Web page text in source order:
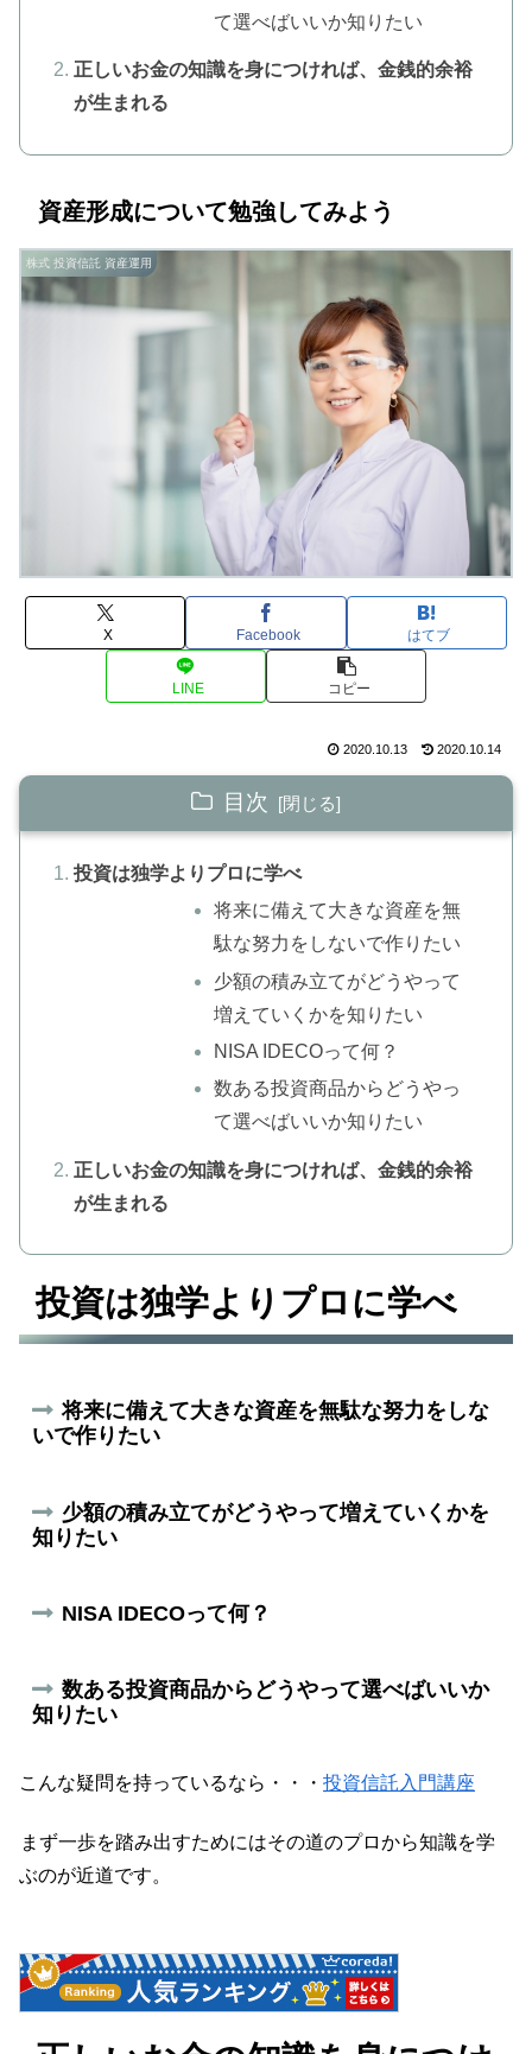
て選べばいいか知りたい
正しいお金の知識を身につければ、金銭的余裕
が生まれる
資産形成について勉強してみよう
株式 投資信託 資産運用
X Facebook はてブ
LINE コピー
2020.10.13 2020.10.14
目次
投資は独学よりプロに学べ
将来に備えて大きな資産を無
駄な努力をしないで作りたい
少額の積み立てがどうやって
増えていくかを知りたい
NISA IDECOって何？
数ある投資商品からどうやっ
て選べばいいか知りたい
正しいお金の知識を身につければ、金銭的余裕
が生まれる
投資は独学よりプロに学べ
将来に備えて大きな資産を無駄な努力をしな
いで作りたい
少額の積み立てがどうやって増えていくかを
知りたい
NISA IDECOって何？
数ある投資商品からどうやって選べばいいか
知りたい
こんな疑問を持っているなら・・・ 投資信託入門講座
まず一歩を踏み出すためにはその道のプロから知識を学
ぶのが近道です。